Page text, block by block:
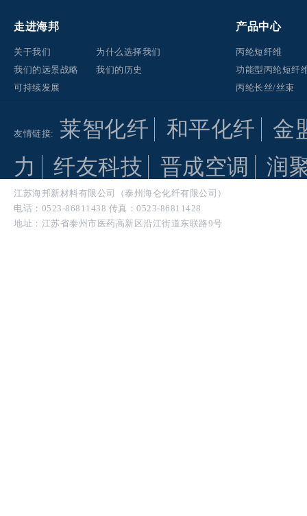
走进海邦
关于我们
为什么选择我们
我们的远景战略
我们的历史
可持续发展
产品中心
丙纶短纤维
功能型丙纶短纤
丙纶长丝/丝束
友情链接: 莱智化纤 和平化纤
金
力
纤友科技 晋成空调 润
江苏海邦新材料有限公司（泰州海仑化纤有限公司）
电话：0523-86811438 传真：0523-86811428
地址：江苏省泰州市医药高新区沿江街道东联路9号